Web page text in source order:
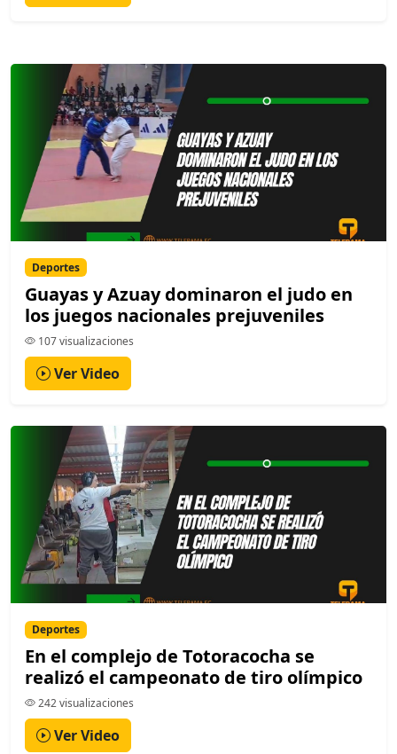
Deportes
Guayas y Azuay dominaron el judo en
los juegos nacionales prejuveniles
107 visualizaciones
Ver Video
Deportes
En el complejo de Totoracocha se
realizó el campeonato de tiro olímpico
242 visualizaciones
Ver Video